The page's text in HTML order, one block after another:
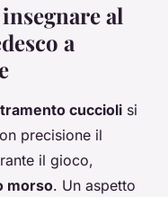
al
a
cuccioli si
precisione il
il gioco,
morso. Un aspetto